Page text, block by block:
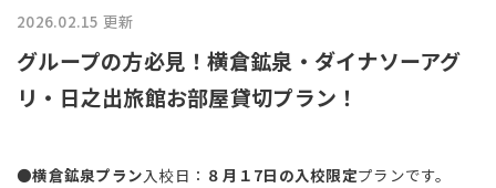
2026.02.15 更新
グループの方必見！横倉鉱泉・ダイナソーアグ
リ・日之出旅館お部屋貸切プラン！
●横倉鉱泉プラン入校日： ８月１7日の入校限定プランです。